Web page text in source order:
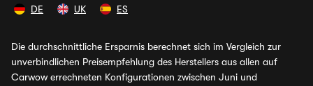
DE UK ES
Die durchschnittliche Ersparnis berechnet sich im Vergleich zur
unverbindlichen Preisempfehlung des Herstellers aus allen auf
Carwow errechneten Konfigurationen zwischen Juni und